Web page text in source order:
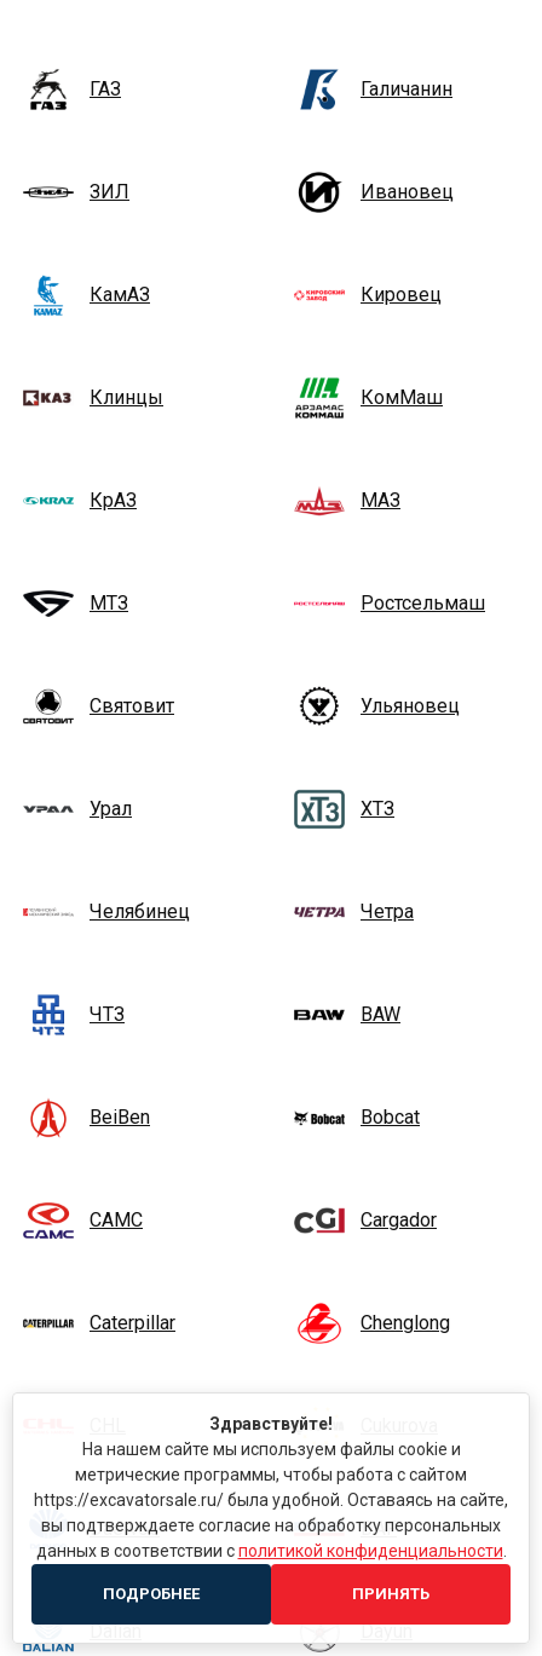
ГАЗ Галичанин
ЗИЛ Ивановец
КамАЗ Кировец
Клинцы КомМаш
КрАЗ МАЗ
МТЗ Ростсельмаш
Святовит Ульяновец
Урал ХТЗ
Челябинец Четра
ЧТЗ BAW
BeiBen Bobcat
CAMC Cargador
Caterpillar Chenglong
Daewoo DAF
Dalian Dayun
Здравствуйте!
На нашем сайте мы используем файлы cookie и
метрические программы, чтобы работа с сайтом
https://excavatorsale.ru/ была удобной. Оставаясь на сайте,
вы подтверждаете согласие на обработку персональных
данных в соответствии сполитикой конфиденциальности
ПОДРОБНЕЕ ПРИНЯТЬ